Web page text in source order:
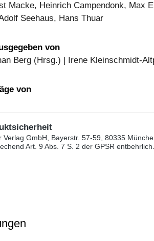
Macke, Heinrich Campendonk, Max
Seehaus, Hans Thuar
von
Berg (Hrsg.) | Irene Kleinschmidt-
von
Verlag GmbH, Bayerstr. 57-59, 80335
Art. 9 Abs. 7 S. 2 der GPSR entbehrlich.